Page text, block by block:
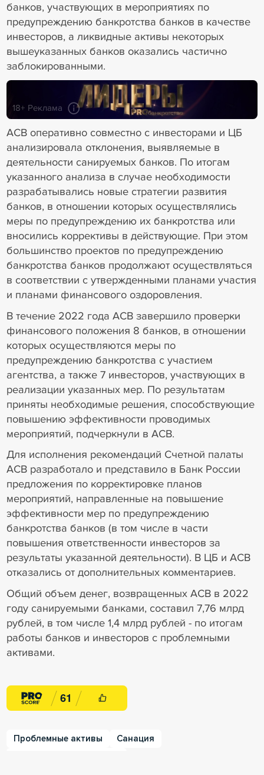
банков, участвующих в мероприятиях по
предупреждению банкротства банков в качестве
инвесторов, а ликвидные активы некоторых
вышеуказанных банков оказались частично
заблокированными.
18+ Реклама
АСВ оперативно совместно с инвесторами и ЦБ
анализировала отклонения, выявляемые в
деятельности санируемых банков. По итогам
указанного анализа в случае необходимости
разрабатывались новые стратегии развития
банков, в отношении которых осуществлялись
меры по предупреждению их банкротства или
вносились коррективы в действующие. При этом
большинство проектов по предупреждению
банкротства банков продолжают осуществляться
в соответствии с утвержденными планами участия
и планами финансового оздоровления.
В течение 2022 года АСВ завершило проверки
финансового положения 8 банков, в отношении
которых осуществляются меры по
предупреждению банкротства с участием
агентства, а также 7 инвесторов, участвующих в
реализации указанных мер. По результатам
приняты необходимые решения, способствующие
повышению эффективности проводимых
мероприятий, подчеркнули в АСВ.
Для исполнения рекомендаций Счетной палаты
АСВ разработало и представило в Банк России
предложения по корректировке планов
мероприятий, направленные на повышение
эффективности мер по предупреждению
банкротства банков (в том числе в части
повышения ответственности инвесторов за
результаты указанной деятельности). В ЦБ и АСВ
отказались от дополнительных комментариев.
Общий объем денег, возвращенных АСВ в 2022
году санируемыми банками, составил 7,76 млрд
рублей, в том числе 1,4 млрд рублей - по итогам
работы банков и инвесторов с проблемными
активами.
61
Проблемные активы
Санация